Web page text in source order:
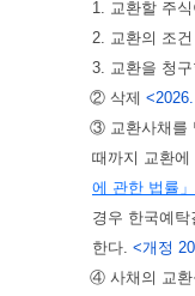
1. 교환할 주
2. 교환의 조건
3. 교환을 청
② 삭제
③ 교환사채를
때까지 교환
에 관한 법률」
경우 한국예
한다. <개정
④ 사채의 교환